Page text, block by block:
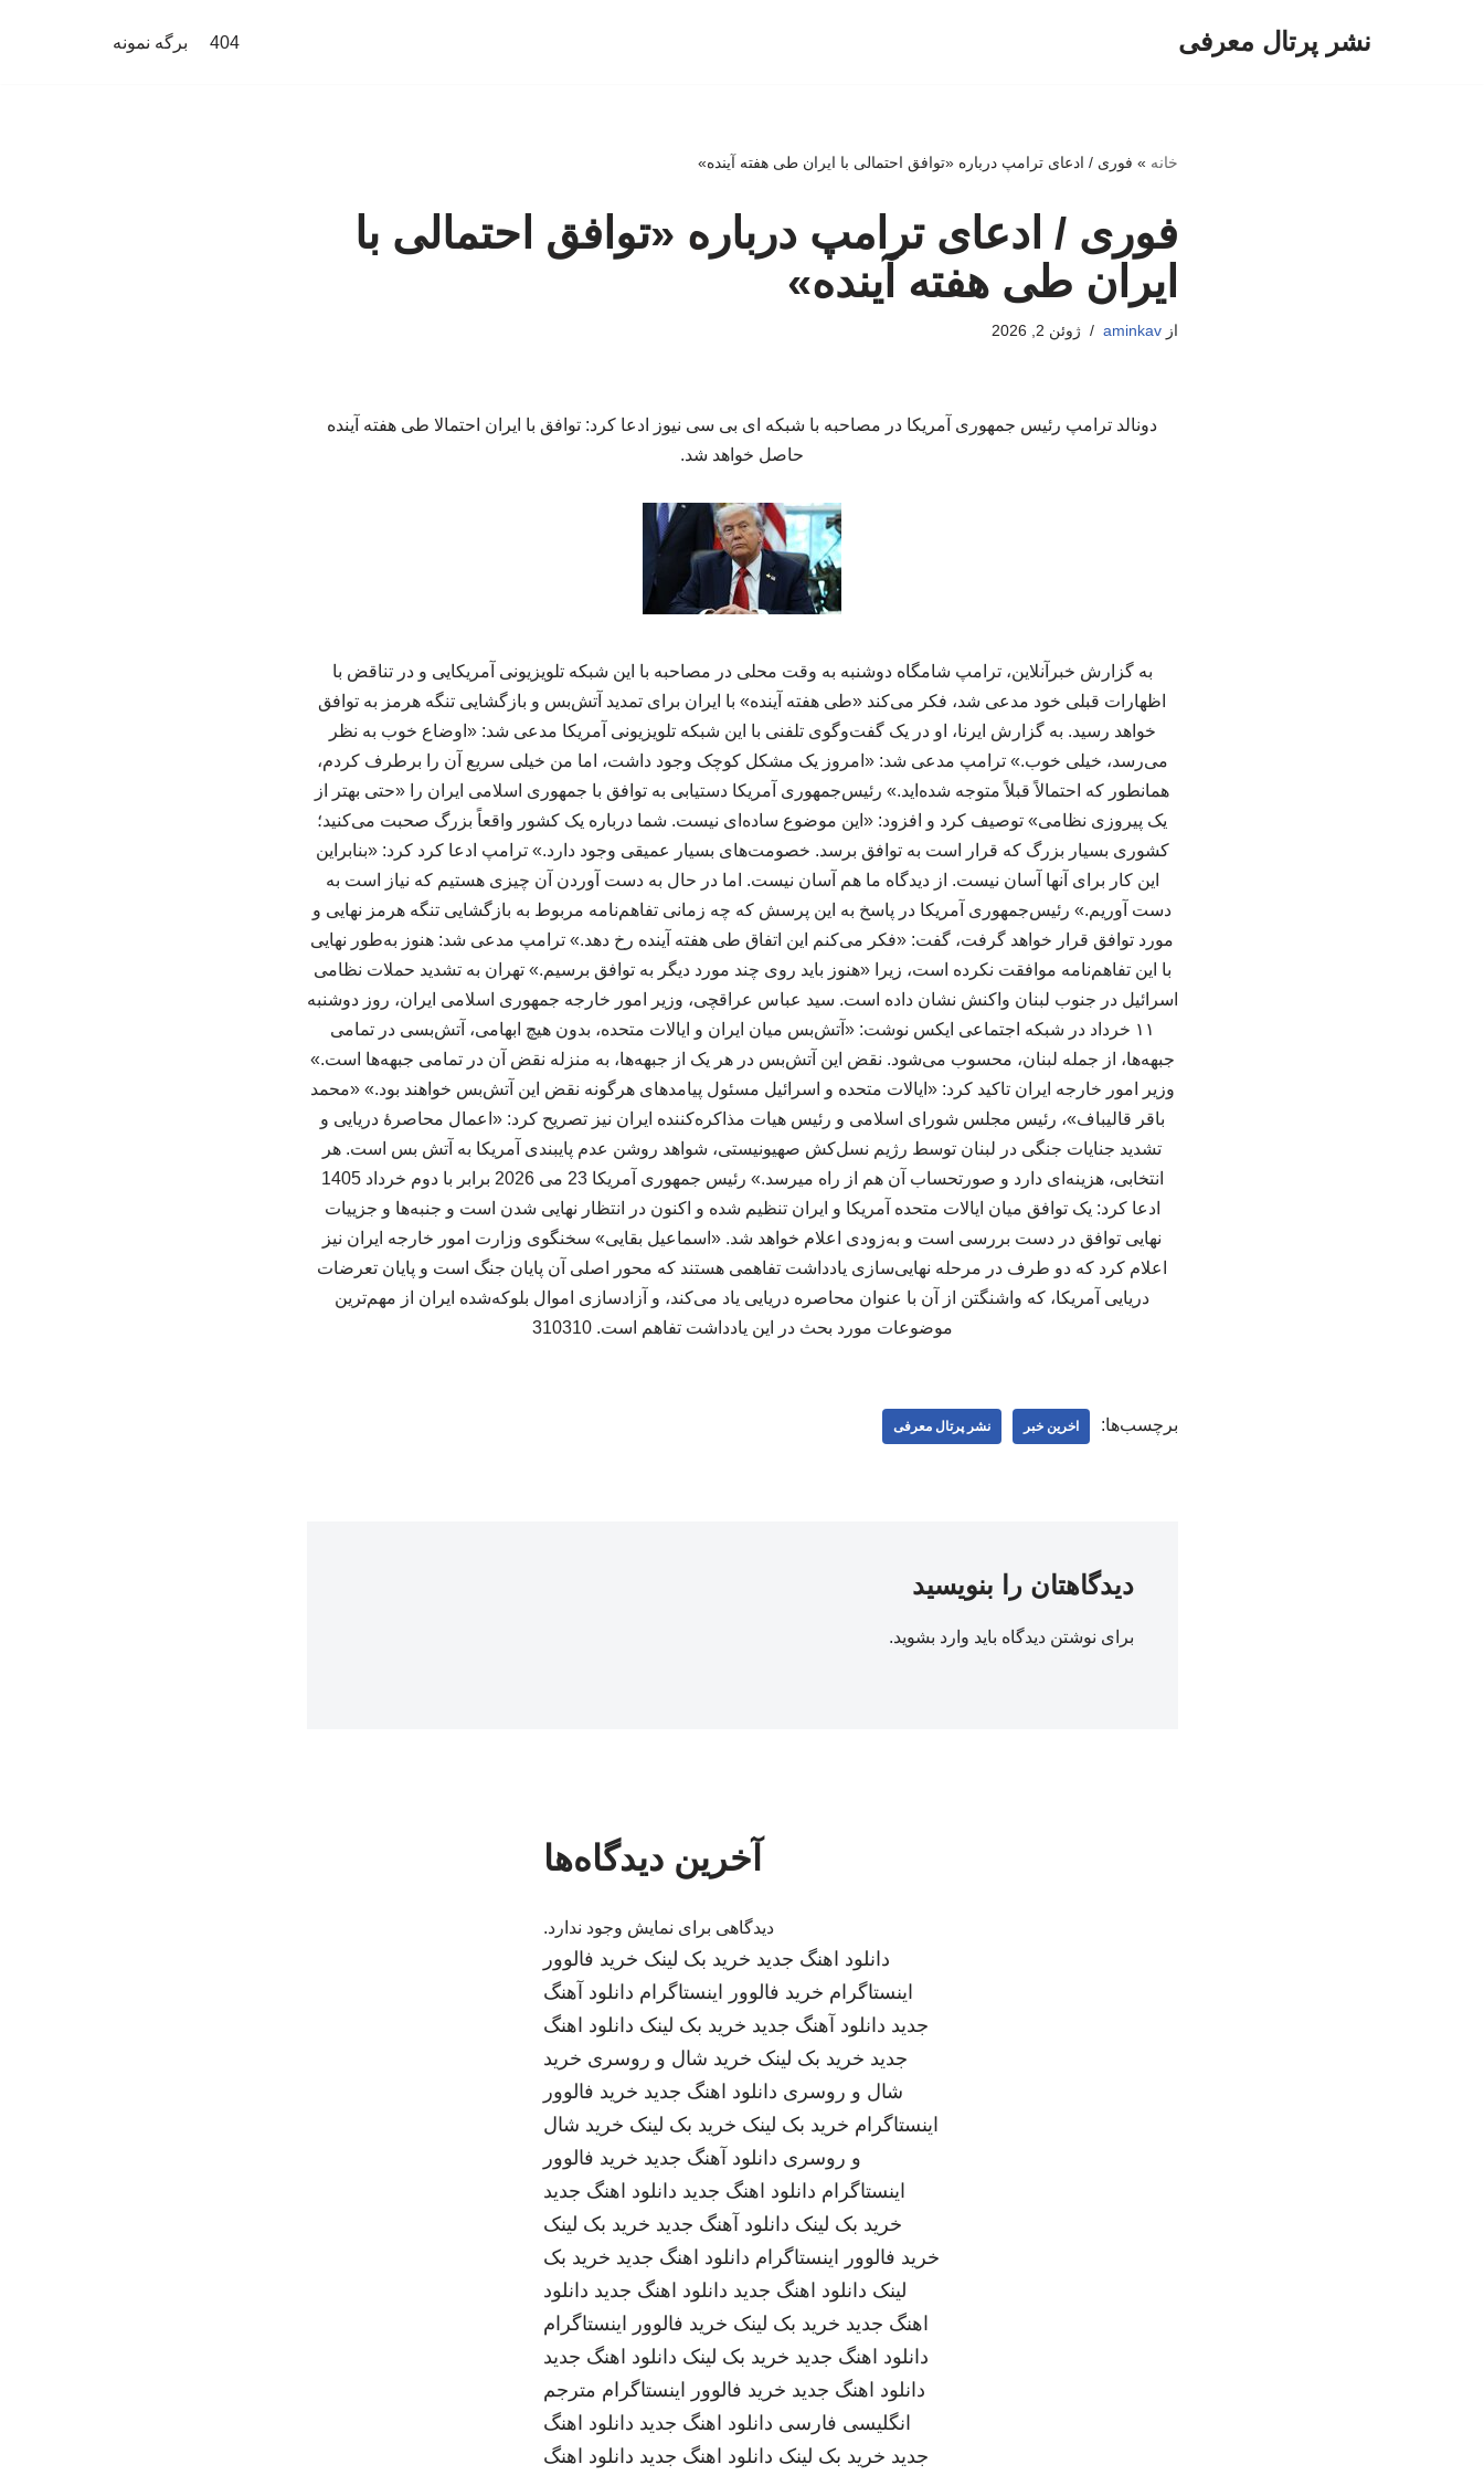
نشر پرتال معرفی 404 برگه نمونه
خانه » فوری / ادعای ترامپ درباره «توافق احتمالی با ایران طی هفته آینده»
فوری / ادعای ترامپ درباره «توافق احتمالی با
ایران طی هفته آینده»
ازaminkav ژوئن 2, 2026
دونالد ترامپ رئیس جمهوری آمریکا در مصاحبه با شبکه ای بی سی نیوز ادعا کرد: توافق با ایران احتمالا طی هفته آینده
حاصل خواهد شد.
به گزارش خبرآنلاین، ترامپ شامگاه دوشنبه به وقت محلی در مصاحبه با این شبکه تلویزیونی آمریکایی و در تناقض با
اظهارات قبلی خود مدعی شد، فکر می‌کند «طی هفته آینده» با ایران برای تمدید آتش‌بس و بازگشایی تنگه هرمز به توافق
خواهد رسید. به گزارش ایرنا، او در یک گفت‌وگوی تلفنی با این شبکه تلویزیونی آمریکا مدعی شد: «اوضاع خوب به نظر
می‌رسد، خیلی خوب.» ترامپ مدعی شد: «امروز یک مشکل کوچک وجود داشت، اما من خیلی سریع آن را برطرف کردم،
همانطور که احتمالاً قبلاً متوجه شده‌اید.» رئیس‌جمهوری آمریکا دستیابی به توافق با جمهوری اسلامی ایران را «حتی بهتر از
یک پیروزی نظامی» توصیف کرد و افزود: «این موضوع ساده‌ای نیست. شما درباره یک کشور واقعاً بزرگ صحبت می‌کنید؛
کشوری بسیار بزرگ که قرار است به توافق برسد. خصومت‌های بسیار عمیقی وجود دارد.» ترامپ ادعا کرد کرد: «بنابراین
این کار برای آنها آسان نیست. از دیدگاه ما هم آسان نیست. اما در حال به دست آوردن آن چیزی هستیم که نیاز است به
دست آوریم.» رئیس‌جمهوری آمریکا در پاسخ به این پرسش که چه زمانی تفاهم‌نامه مربوط به بازگشایی تنگه هرمز نهایی و
مورد توافق قرار خواهد گرفت، گفت: «فکر می‌کنم این اتفاق طی هفته آینده رخ دهد.» ترامپ مدعی شد: هنوز به‌طور نهایی
با این تفاهم‌نامه موافقت نکرده است، زیرا «هنوز باید روی چند مورد دیگر به توافق برسیم.» تهران به تشدید حملات نظامی
اسرائیل در جنوب لبنان واکنش نشان داده‌ است. سید عباس عراقچی، وزیر امور خارجه جمهوری اسلامی ایران، روز دوشنبه
۱۱ خرداد در شبکه اجتماعی ایکس نوشت: «آتش‌بس میان ایران و ایالات متحده، بدون هیچ ابهامی، آتش‌بسی در تمامی
جبهه‌ها، از جمله لبنان، محسوب می‌شود. نقض این آتش‌بس در هر یک از جبهه‌ها، به منزله نقض آن در تمامی جبهه‌ها است.»
وزیر امور خارجه ایران تاکید کرد: «ایالات متحده و اسرائیل مسئول پیامدهای هرگونه نقض این آتش‌بس خواهند بود.» «محمد
باقر قالیباف»، رئیس مجلس شورای اسلامی و رئیس هیات مذاکره‌کننده ایران نیز تصریح کرد: «اعمال محاصرهٔ دریایی و
تشدید جنایات جنگی در لبنان توسط رژیم نسل‌کش صهیونیستی، شواهد روشن عدم پایبندی آمریکا به آتش بس است. هر
انتخابی، هزینه‌ای دارد و صورتحساب آن هم از راه میرسد.» رئیس جمهوری آمریکا 23 می 2026 برابر با دوم خرداد 1405
ادعا کرد: یک توافق میان ایالات متحده آمریکا و ایران تنظیم شده و اکنون در انتظار نهایی شدن است و جنبه‌ها و جزییات
نهایی توافق در دست بررسی است و به‌زودی اعلام خواهد شد. «اسماعیل بقایی» سخنگوی وزارت امور خارجه ایران نیز
اعلام کرد که دو طرف در مرحله نهایی‌سازی یادداشت تفاهمی هستند که محور اصلی آن پایان جنگ است و پایان تعرضات
دریایی آمریکا، که واشنگتن از آن با عنوان محاصره دریایی یاد می‌کند، و آزادسازی اموال بلوکه‌شده ایران از مهم‌ترین
موضوعات مورد بحث در این یادداشت تفاهم است. 310310
برچسب‌ها: اخرین خبر نشر پرتال معرفی
دیدگاهتان را بنویسید
برای نوشتن دیدگاه باید وارد بشوید.
آخرین دیدگاه‌ها
دیدگاهی برای نمایش وجود ندارد.
دانلود اهنگ جدید خرید بک لینک خرید فالوور
اینستاگرام خرید فالوور اینستاگرام دانلود آهنگ
جدید دانلود آهنگ جدید خرید بک لینک دانلود اهنگ
جدید خرید بک لینک خرید شال و روسری خرید
شال و روسری دانلود اهنگ جدید خرید فالوور
اینستاگرام خرید بک لینک خرید بک لینک خرید شال
و روسری دانلود آهنگ جدید خرید فالوور
اینستاگرام دانلود اهنگ جدید دانلود اهنگ جدید
خرید بک لینک دانلود آهنگ جدید خرید بک لینک
خرید فالوور اینستاگرام دانلود اهنگ جدید خرید بک
لینک دانلود اهنگ جدید دانلود اهنگ جدید دانلود
اهنگ جدید خرید بک لینک خرید فالوور اینستاگرام
دانلود اهنگ جدید خرید بک لینک دانلود اهنگ جدید
دانلود اهنگ جدید خرید فالوور اینستاگرام مترجم
انگلیسی فارسی دانلود اهنگ جدید دانلود اهنگ
جدید خرید بک لینک دانلود اهنگ جدید دانلود اهنگ